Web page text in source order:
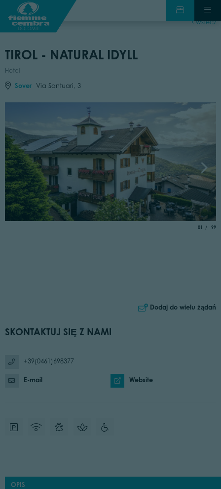
wstecz
TIROL - NATURAL IDYLL
Hotel
Sover Via Santuari, 3
01 of
99
Dodaj do wielu żądań
SKONTAKTUJ SIĘ Z NAMI
+39(0461)698377
E-mail Website
OPIS